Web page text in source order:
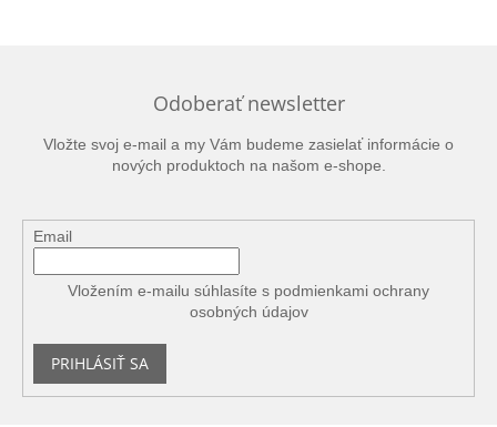
Odoberať newsletter
Vložte svoj e-mail a my Vám budeme zasielať informácie o
nových produktoch na našom e-shope.
Email
Vložením e-mailu súhlasíte s podmienkami ochrany
osobných údajov
PRIHLÁSIŤ SA